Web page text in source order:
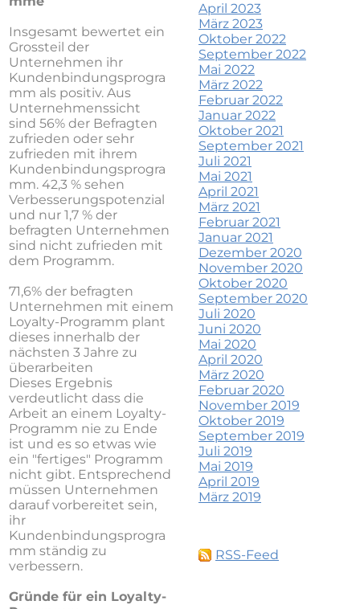
Insgesamt bewertet ein
Grossteil der
Unternehmen ihr
Kundenbindungsprogra
mm als positiv. Aus
Unternehmenssicht
sind 56% der Befragten
zufrieden oder sehr
zufrieden mit ihrem
Kundenbindungsprogra
mm. 42,3 % sehen
Verbesserungspotenzial
und nur 1,7 % der
befragten Unternehmen
sind nicht zufrieden mit
dem Programm.
71,6% der befragten
Unternehmen mit einem
Loyalty-Programm plant
dieses innerhalb der
nächsten 3 Jahre zu
überarbeiten
Dieses Ergebnis
verdeutlicht dass die
Arbeit an einem Loyalty-
Programm nie zu Ende
ist und es so etwas wie
ein "fertiges" Programm
nicht gibt. Entsprechend
müssen Unternehmen
darauf vorbereitet sein,
ihr
Kundenbindungsprogra
mm ständig zu
verbessern.
Gründe für ein Loyalty-
April 2023
März 2023
Oktober 2022
September 2022
Mai 2022
März 2022
Februar 2022
Januar 2022
Oktober 2021
September 2021
Juli 2021
Mai 2021
April 2021
März 2021
Februar 2021
Januar 2021
Dezember 2020
November 2020
Oktober 2020
September 2020
Juli 2020
Juni 2020
Mai 2020
April 2020
März 2020
Februar 2020
November 2019
Oktober 2019
September 2019
Juli 2019
Mai 2019
April 2019
März 2019
RSS-Feed